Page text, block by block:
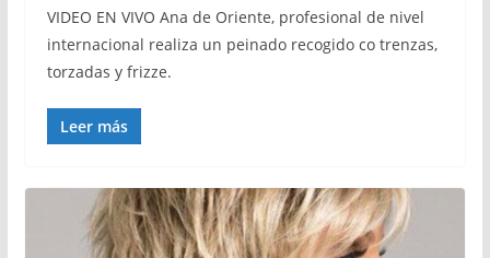
VIDEO EN VIVO Ana de Oriente, profesional de nivel
internacional realiza un peinado recogido co trenzas,
torzadas y frizze.
Leer más